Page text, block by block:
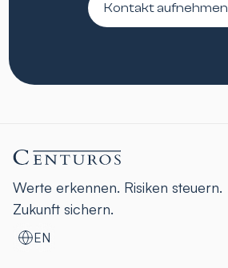
Kontakt aufnehmen
Werte erkennen. Risiken steuern.
Zukunft sichern.
EN